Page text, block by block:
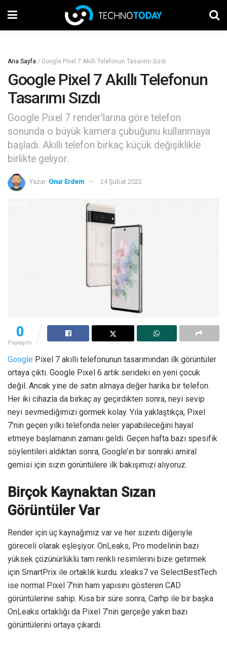
Ana Sayfa / Google Pixel 7 Akıllı Telefonun Tasarımı Sızdı
Google Pixel 7 Akıllı Telefonun
Tasarımı Sızdı
Google Pixel 7 render'larına göre telefon
sonunda o büyük kamera çubuğunu kullanmaya
başladı. Akıllı telefon birkaç küçük değişiklikle
birlikte geliyor.
Yazar: Onur Erdem 24 Şubat 2022
0
Paylaşım
Google Pixel 7 akıllı telefonunun tasarımından ilk görüntüler
ortaya çıktı. Google Pixel 6 artık serideki en yeni çocuk
değil. Ancak yine de satın almaya değer harika bir telefon.
Her iki cihazla da birkaç ay geçirdikten sonra, neyi sevip
neyi sevmediğimizi görmek kolay. Yıla yaklaştıkça, Pixel
7’nin geçen yılki telefonda neler yapabileceğini hayal
etmeye başlamanın zamanı geldi. Geçen hafta bazı spesifik
söylentileri aldıktan sonra, Google’ın bir sonraki amiral
gemisi için sızın görüntülere ilk bakışımızı alıyoruz.
Birçok Kaynaktan Sızan
Görüntüler Var
Render için üç kaynağımız var ve her sızıntı diğeriyle
göreceli olarak eşleşiyor. OnLeaks, Pro modelinin bazı
yüksek çözünürlüklü tam renkli resimlerini bize getirmek
için SmartPrix ile ortaklık kurdu. xleaks7 ve SelectBestTech
ise normal Pixel 7’nin ham yapısını gösteren CAD
görüntülerine sahip. Kısa bir süre sonra, Carhp ​​ile bir başka
OnLeaks ortaklığı da Pixel 7’nin gerçeğe yakın bazı
görüntülerini ortaya çıkardı.